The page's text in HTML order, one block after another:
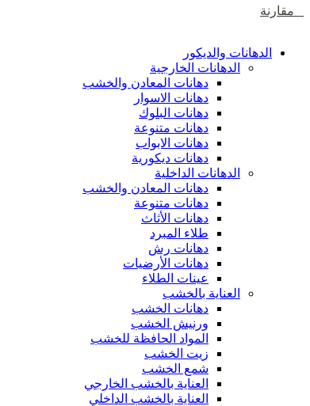
مقارنة
الدهانات والديكور
الدهانات الخارجية
دهانات المعادن والخشب
دهانات الاسوار
دهانات البلوك
دهانات متنوعة
دهانات الابواب
دهانات ديكورية
الدهانات الداخلية
دهانات المعادن والخشب
دهانات متنوعة
دهانات الأثاث
طلاء المبرد
دهانات رش
دهانات الأرضيات
عينات الطلاء
العناية بالخشب
دهانات الخشب
ورنيش الخشب
المواد الحافظة للخشب
زيت الخشب
شمع الخشب
العناية بالخشب الخارجي
العناية بالخشب الداخلي